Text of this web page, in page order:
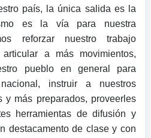
país, la única salida es la
es la vía para nuestra
reforzar nuestro trabajo
articular a más movimientos,
pueblo en general para
instruir a nuestros
y más preparados, proveerles
herramientas de difusión y
destacamento de clase y con